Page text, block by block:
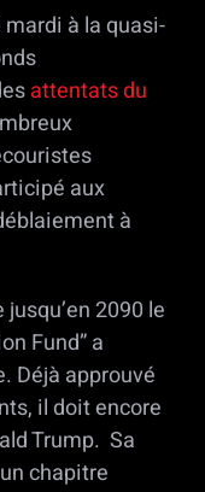
à la quasi-
attentats du
aux
à
2090 le
Fund” a
Déjà approuvé
il doit encore
Trump. Sa
chapitre